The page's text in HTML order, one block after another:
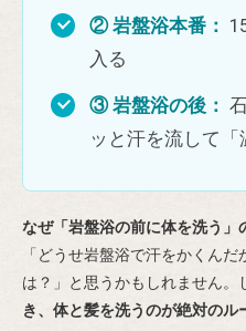
② 岩盤浴本番：
入る
③ 岩盤浴の後：
ッと汗を流して「
なぜ「岩盤浴の前に体を洗う」
「どうせ岩盤浴で汗をかくん
は？」と思うかもしれません。
き、体と髪を洗うのが絶対のル